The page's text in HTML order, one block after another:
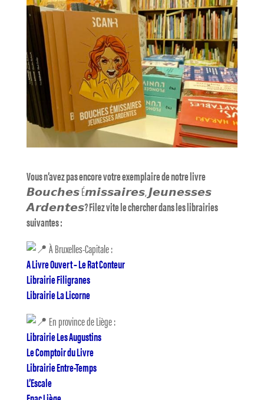
Vous n’avez pas encore votre exemplaire de notre livre
𝘽𝙤𝙪𝙘𝙝𝙚𝙨 É𝙢𝙞𝙨𝙨𝙖𝙞𝙧𝙚𝙨, 𝙅𝙚𝙪𝙣𝙚𝙨𝙨𝙚𝙨
𝘼𝙧𝙙𝙚𝙣𝙩𝙚𝙨? Filez vite le chercher dans les librairies
suivantes :
À Bruxelles-Capitale :
A Livre Ouvert – Le Rat Conteur
Librairie Filigranes
Librairie La Licorne
En province de Liège :
Librairie Les Augustins
Le Comptoir du Livre
Librairie Entre-Temps
L’Escale